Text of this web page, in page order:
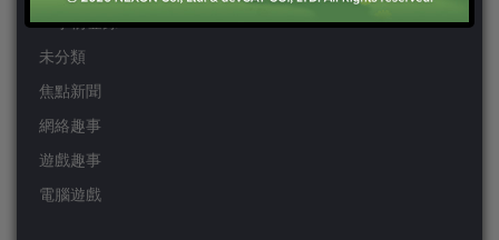
事前登錄
未分類
焦點新聞
網絡趣事
遊戲趣事
電腦遊戲